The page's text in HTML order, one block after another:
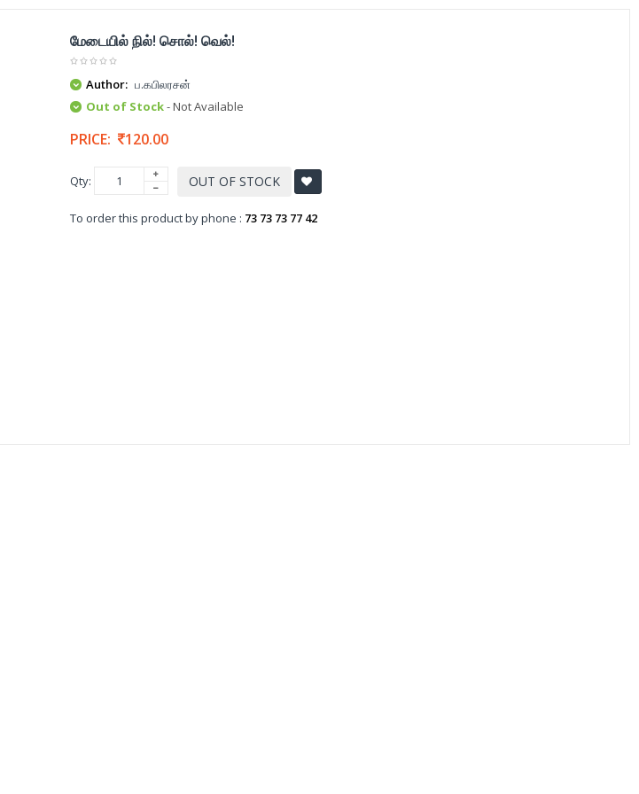
மேடையில் நில்! சொல்! வெல்!
Author: ப.கபிலரசன்
Out of Stock- Not Available
PRICE: 120.00
Qty: OUT OF STOCK
To order this product by phone : 73 73 73 77 42